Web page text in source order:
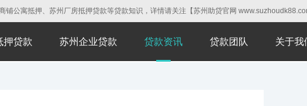
公寓抵押、苏州厂房抵押贷款等贷款知识，详情请关注【苏州助贷官网
押贷款 苏州企业贷款 贷款资讯 贷款团队 关于我